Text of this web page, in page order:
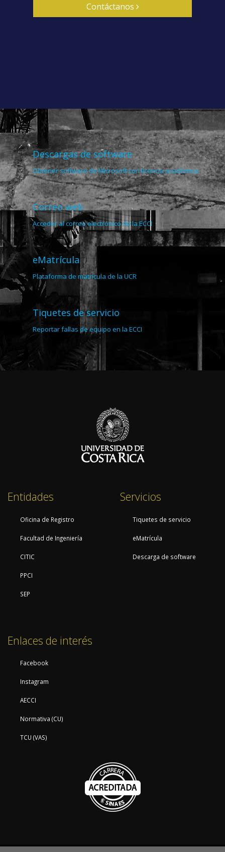
Contáctanos
Descargas de software
Obtener software de Microsoft con licencia académica
Correo web
Acceder al correo electrónico de la ECCI
eMatrícula
Plataforma de matrícula de la UCR
Tiquetes de servicio
Reportar fallas de equipo en la ECCI
Entidades
Oficina de Registro
Facultad de Ingeniería
CITIC
PPCI
SEP
Servicios
Tiquetes de servicio
eMatrícula
Descarga de software
Enlaces de interés
Facebook
Instagram
AECCI
Normativa (CU)
TCU (VAS)